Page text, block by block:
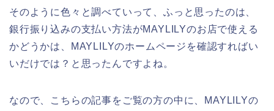
そのように色々と調べていって、ふっと思ったのは、
銀行振り込みの支払い方法がMAYLILYのお店で使える
かどうかは、MAYLILYのホームページを確認すればい
いだけでは？と思ったんですよね。
なので、こちらの記事をご覧の方の中に、MAYLILYの